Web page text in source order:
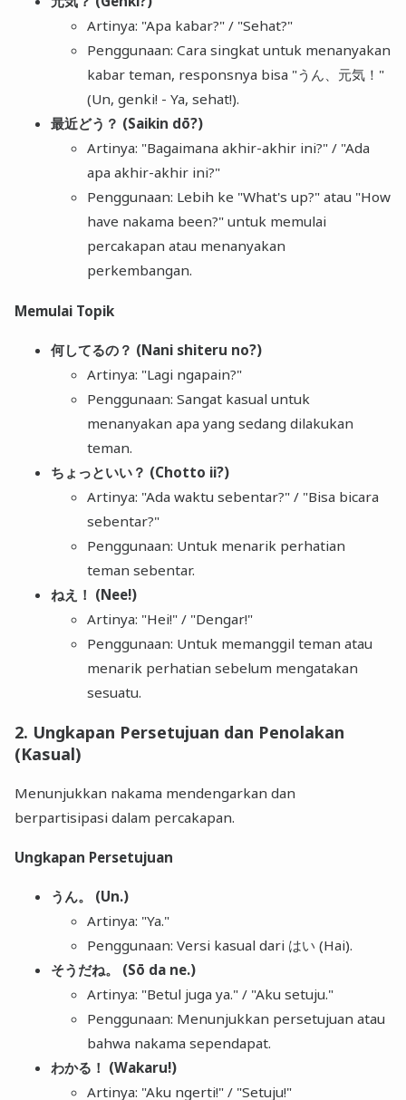
Artinya: "Apa kabar?" / "Sehat?"
Penggunaan: Cara singkat untuk menanyakan
kabar teman, responsnya bisa "うん、元気！"
(Un, genki! - Ya, sehat!).
最近どう？ (Saikin dō?)
Artinya: "Bagaimana akhir-akhir ini?" / "Ada
apa akhir-akhir ini?"
Penggunaan: Lebih ke "What's up?" atau "How
have nakama been?" untuk memulai
percakapan atau menanyakan
perkembangan.
Memulai Topik
何してるの？ (Nani shiteru no?)
Artinya: "Lagi ngapain?"
Penggunaan: Sangat kasual untuk
menanyakan apa yang sedang dilakukan
teman.
ちょっといい？ (Chotto ii?)
Artinya: "Ada waktu sebentar?" / "Bisa bicara
sebentar?"
Penggunaan: Untuk menarik perhatian
teman sebentar.
ねえ！ (Nee!)
Artinya: "Hei!" / "Dengar!"
Penggunaan: Untuk memanggil teman atau
menarik perhatian sebelum mengatakan
sesuatu.
2. Ungkapan Persetujuan dan Penolakan
(Kasual)
Menunjukkan nakama mendengarkan dan
berpartisipasi dalam percakapan.
Ungkapan Persetujuan
うん。 (Un.)
Artinya: "Ya."
Penggunaan: Versi kasual dari はい (Hai).
そうだね。 (Sō da ne.)
Artinya: "Betul juga ya." / "Aku setuju."
Penggunaan: Menunjukkan persetujuan atau
bahwa nakama sependapat.
わかる！ (Wakaru!)
Artinya: "Aku ngerti!" / "Setuju!"